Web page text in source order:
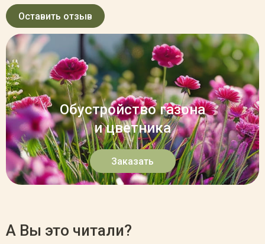
Оставить отзыв
Обустройство газона
и цветника
Заказать
А Вы это читали?